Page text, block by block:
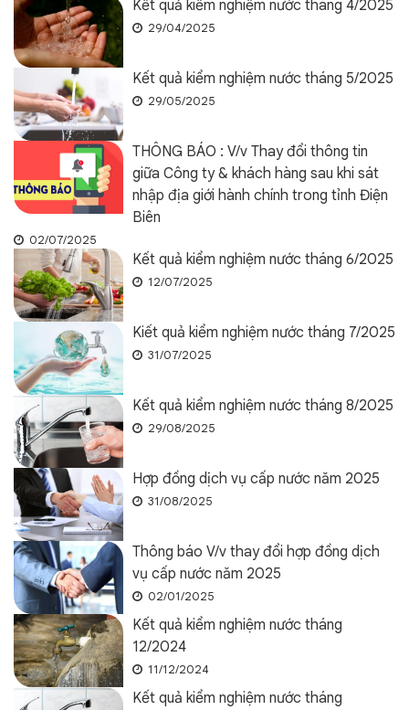
Kết quả kiểm nghiệm nước tháng 4/2025
29/04/2025
Kết quả kiểm nghiệm nước tháng 5/2025
29/05/2025
THÔNG BÁO : V/v Thay đổi thông tin
giữa Công ty & khách hàng sau khi sát
nhập địa giới hành chính trong tỉnh Điện
Biên
02/07/2025
Kết quả kiểm nghiệm nước tháng 6/2025
12/07/2025
Kiết quả kiểm nghiệm nước tháng 7/2025
31/07/2025
Kết quả kiểm nghiệm nước tháng 8/2025
29/08/2025
Hợp đồng dịch vụ cấp nước năm 2025
31/08/2025
Thông báo V/v thay đổi hợp đồng dịch
vụ cấp nước năm 2025
02/01/2025
Kết quả kiểm nghiệm nước tháng
12/2024
11/12/2024
Kết quả kiểm nghiệm nước tháng